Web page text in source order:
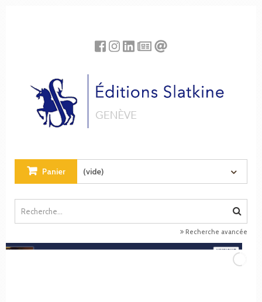
Panier (vide)
Recherche avancée